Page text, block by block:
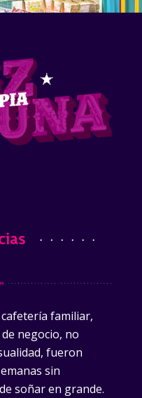
familiar,
negocio, no
fueron
sin
soñar en grande.